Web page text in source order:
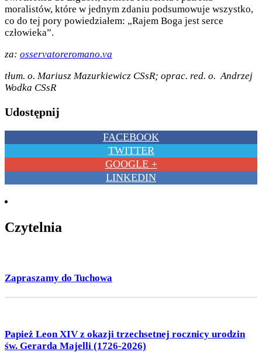
moralistów, które w jednym zdaniu podsumowuje wszystko,
co do tej pory powiedziałem: „Rajem Boga jest serce
człowieka”.
za: osservatoreromano.va
tłum. o. Mariusz Mazurkiewicz CSsR; oprac. red. o. Andrzej
Wodka CSsR
Udostępnij
FACEBOOK
TWITTER
GOOGLE +
LINKEDIN
Czytelnia
Zapraszamy do Tuchowa
Papież Leon XIV z okazji trzechsetnej rocznicy urodzin
św. Gerarda Majelli (1726-2026)